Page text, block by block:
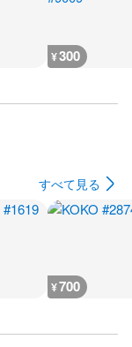
¥300
すべて見る
¥700